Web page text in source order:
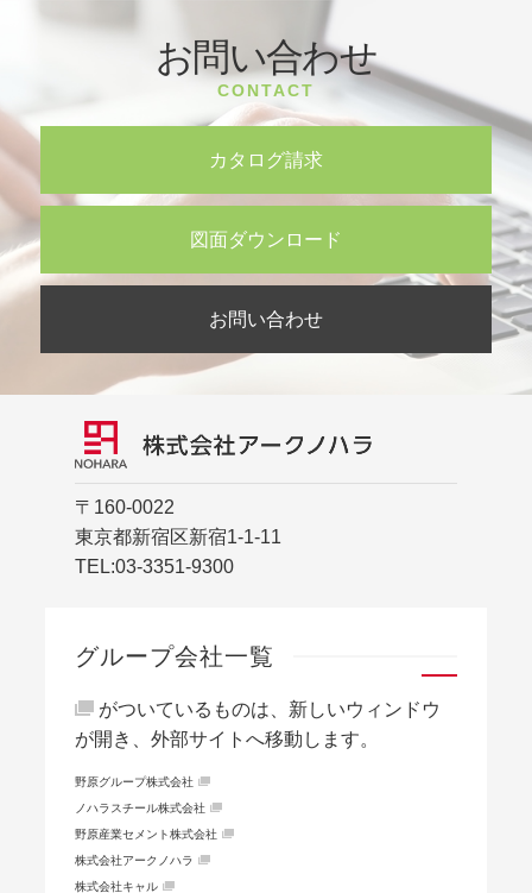
お問い合わせ
CONTACT
カタログ請求
図面ダウンロード
お問い合わせ
〒160-0022
東京都新宿区新宿1-1-11
TEL:03-3351-9300
グループ会社一覧
がついているものは、新しいウィンドウ
が開き、外部サイトへ移動します。
野原グループ株式会社
ノハラスチール株式会社
野原産業セメント株式会社
株式会社アークノハラ
株式会社キャル